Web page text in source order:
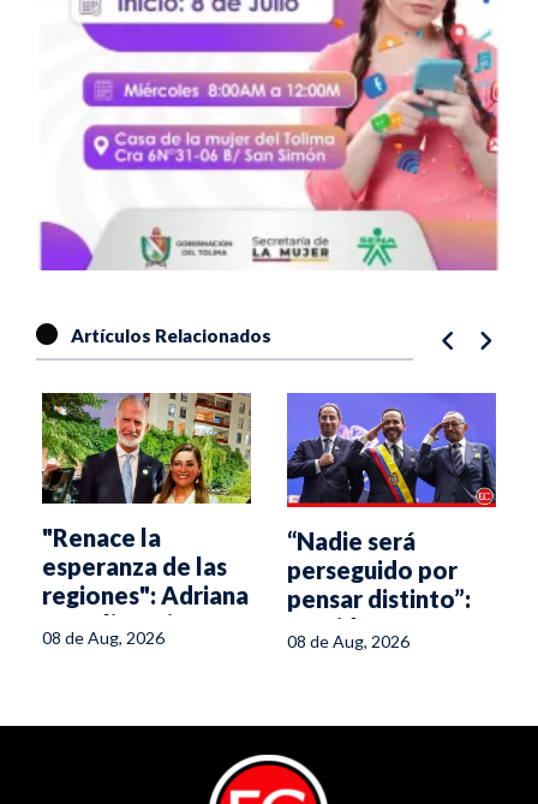
Artículos Relacionados
"Renace la
esperanza de las
regiones": Adriana
Magali Matiz
08 de Aug, 2026
“Nadie será
perseguido por
pensar distinto”:
presidente
Abelardo de la
08 de Aug, 2026